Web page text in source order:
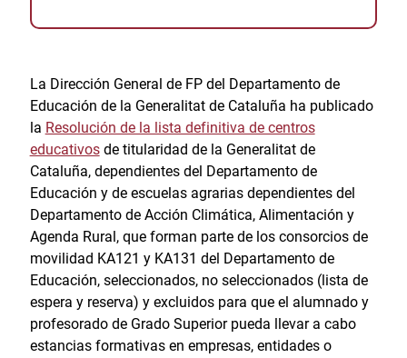
La Dirección General de FP del Departamento de
Educación de la Generalitat de Cataluña ha publicado
la Resolución de la lista definitiva de centros
educativosde titularidad de la Generalitat de
Cataluña, dependientes del Departamento de
Educación y de escuelas agrarias dependientes del
Departamento de Acción Climática, Alimentación y
Agenda Rural, que forman parte de los consorcios de
movilidad KA121 y KA131 del Departamento de
Educación, seleccionados, no seleccionados (lista de
espera y reserva) y excluidos para que el alumnado y
profesorado de Grado Superior pueda llevar a cabo
estancias formativas en empresas, entidades o